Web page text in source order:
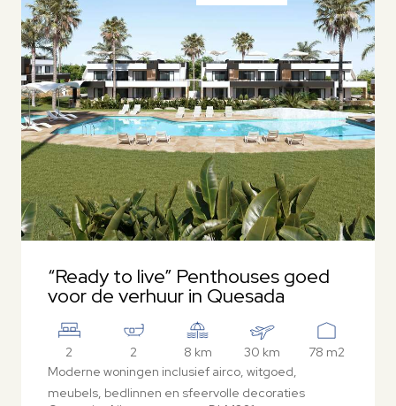
“Ready to live” Penthouses goed
voor de verhuur in Quesada
2 2 8 km 30 km
78 m2
Moderne woningen inclusief airco, witgoed,
meubels, bedlinnen en sfeervolle decoraties